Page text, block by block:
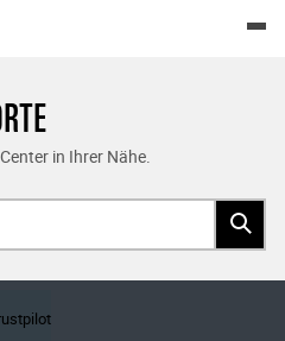
in Ihrer Nähe.
Search